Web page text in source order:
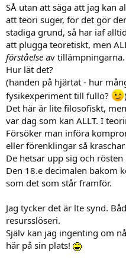
SÅ utan att säga att jag kan
att teori suger, för det gör
stadiga grund, så har iaf
att plugga teoretiskt, men
förståelse av
Hur lät det?
(handen på hjärtat - hur
fysikexperiment till fullo?
)
Det här är lite filosofiskt,
var dag som kan ALLT. I
Försöker man införa
eller förenklingar så
De hetsar upp sig och
Den 18.e decimalen bakom
som det som står framför.
Jag tycker det är lte synd.
resursslöseri.
Själv kan jag ingenting om
här på sin plats!